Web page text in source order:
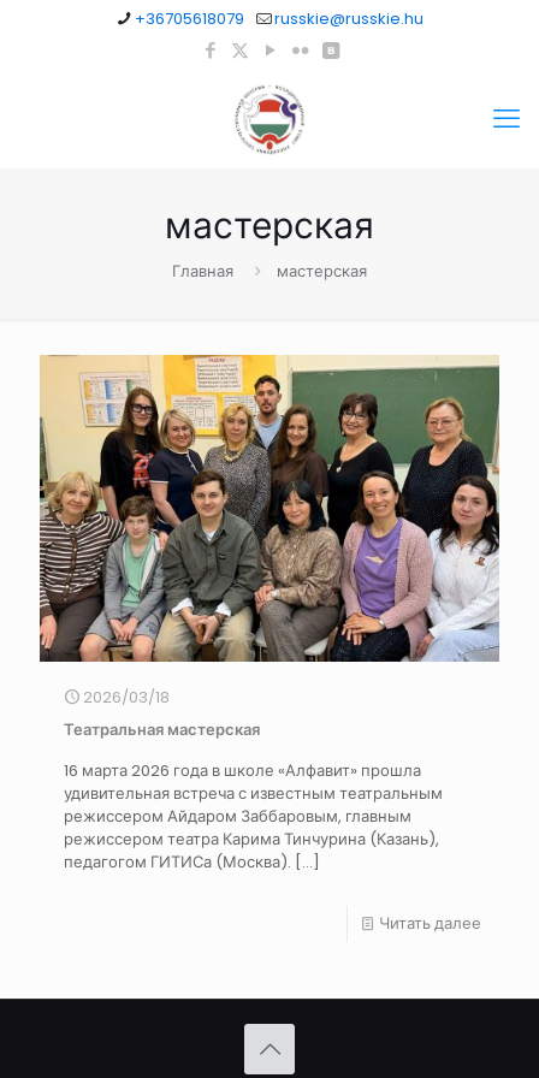
+36705618079 russkie@russkie.hu
мастерская
Главная мастерская
2026/03/18
Театральная мастерская
16 марта 2026 года в школе «Алфавит» прошла
удивительная встреча с известным театральным
режиссером Айдаром Заббаровым, главным
режиссером театра Карима Тинчурина (Казань),
педагогом ГИТИСа (Москва). […]
Читать далее